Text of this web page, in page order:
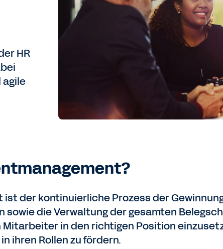
HR
ist der kontinuierliche Prozess der
die Verwaltung der gesamten
in den richtigen Position
ihren Rollen zu fördern.